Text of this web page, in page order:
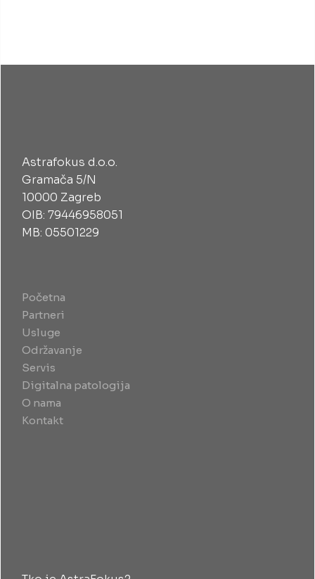
Astrafokus d.o.o.
Gramača 5/N
10000 Zagreb
OIB: 79446958051
MB: 05501229
Početna
Partneri
Usluge
Održavanje
Servis
Digitalna patologija
O nama
Kontakt